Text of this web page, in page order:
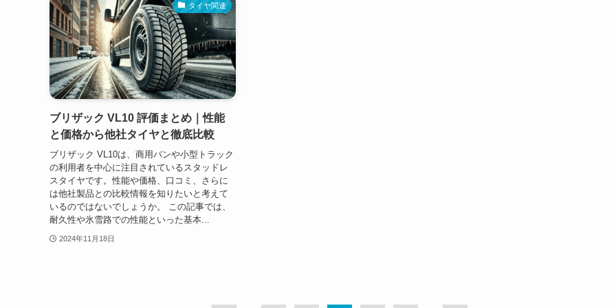
タイヤ関連
ブリザック VL10 評価まとめ｜性能
と価格から他社タイヤと徹底比較
ブリザック VL10は、商用バンや小型トラック
の利用者を中心に注目されているスタッドレ
スタイヤです。性能や価格、口コミ、さらに
は他社製品との比較情報を知りたいと考えて
いるのではないでしょうか。 この記事では、
耐久性や氷雪路での性能といった基本...
2024年11月18日